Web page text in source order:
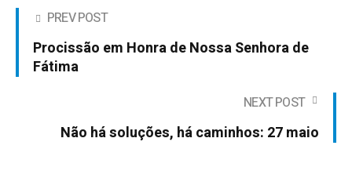
PREV POST
Procissão em Honra de Nossa Senhora de
Fátima
NEXT POST
Não há soluções, há caminhos: 27 maio